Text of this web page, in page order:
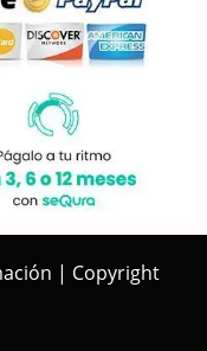
| Copyright